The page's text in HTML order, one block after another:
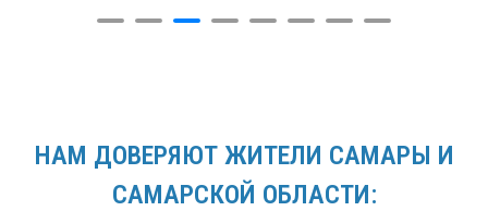
НАМ ДОВЕРЯЮТ ЖИТЕЛИ САМАРЫ И
САМАРСКОЙ ОБЛАСТИ: